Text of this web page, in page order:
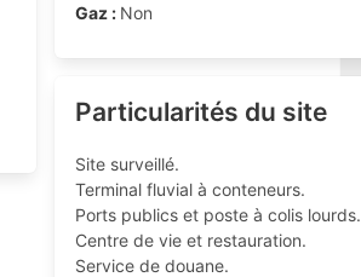
Gaz : Non
Particularités du site
Site surveillé.
Terminal fluvial à conteneurs.
Ports publics et poste à colis lourds.
Centre de vie et restauration.
Service de douane.